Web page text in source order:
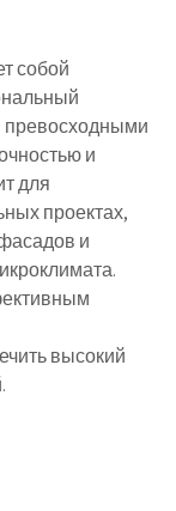
собой
превосходными
и
для
проектах,
и
высокий